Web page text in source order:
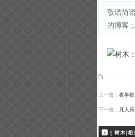
歌谱简
的博客
上一篇： 夜半歌
下一篇： 凡人
[ 树木]相